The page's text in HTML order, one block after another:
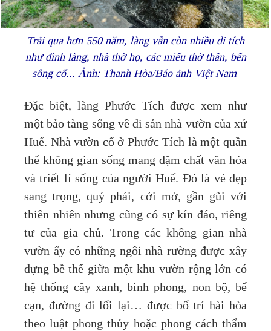
Trải qua hơn 550 năm, làng vẫn còn nhiều di tích
như đình làng, nhà thờ họ, các miếu thờ thần, bến
sông cổ... Ảnh: Thanh Hòa/Báo ảnh Việt Nam
Đặc biệt, làng Phước Tích được xem như
một bảo tàng sống về di sản nhà vườn của xứ
Huế. Nhà vườn cổ ở Phước Tích là một quần
thể không gian sống mang đậm chất văn hóa
và triết lí sống của người Huế. Đó là vẻ đẹp
sang trọng, quý phái, cởi mở, gần gũi với
thiên nhiên nhưng cũng có sự kín đáo, riêng
tư của gia chủ. Trong các không gian nhà
vườn ấy có những ngôi nhà rường được xây
dựng bề thế giữa một khu vườn rộng lớn có
hệ thống cây xanh, bình phong, non bộ, bể
cạn, đường đi lối lại… được bố trí hài hòa
theo luật phong thủy hoặc phong cách thẩm